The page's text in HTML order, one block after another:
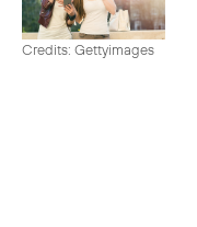
Credits: Gettyimages